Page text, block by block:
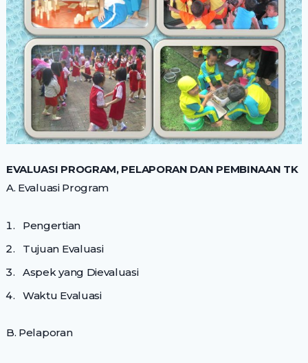
EVALUASI PROGRAM, PELAPORAN DAN PEMBINAAN TK
A. Evaluasi Program
Pengertian
Tujuan Evaluasi
Aspek yang Dievaluasi
Waktu Evaluasi
B. Pelaporan